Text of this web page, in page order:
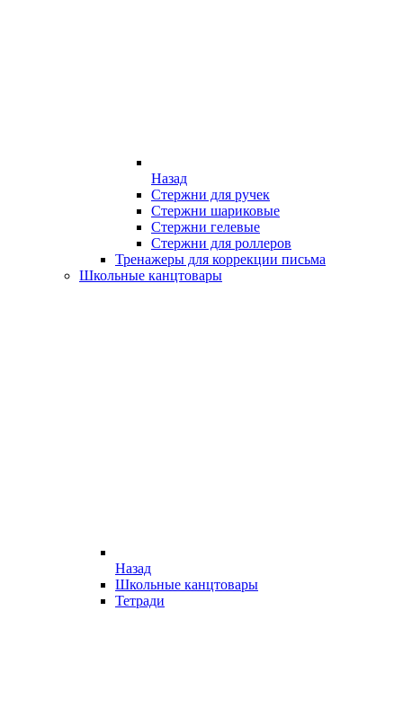
Назад
Стержни для ручек
Стержни шариковые
Стержни гелевые
Стержни для роллеров
Тренажеры для коррекции письма
Школьные канцтовары
Назад
Школьные канцтовары
Тетради